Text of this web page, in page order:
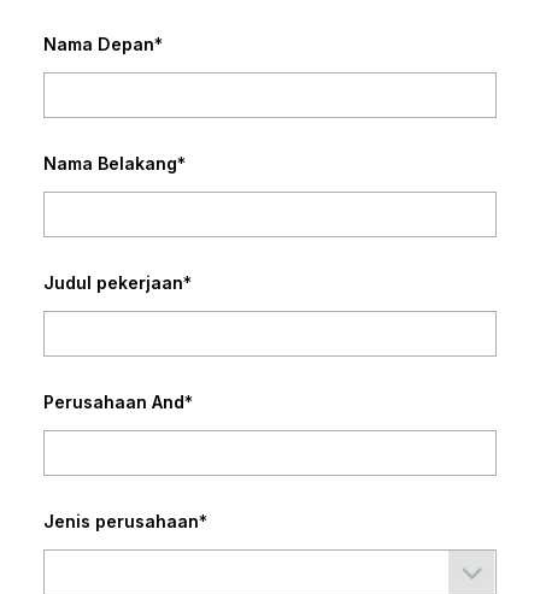
Nama Depan*
Nama Belakang*
Judul pekerjaan*
Perusahaan And*
Jenis perusahaan*